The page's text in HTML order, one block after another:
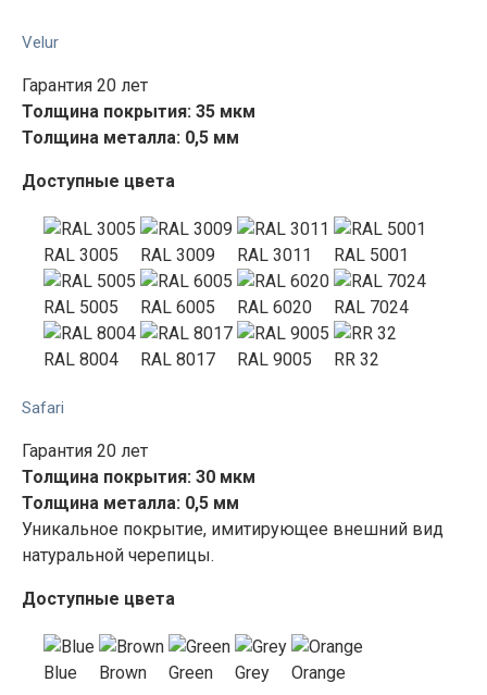
Velur
Гарантия 20 лет
Толщина покрытия: 35 мкм
Толщина металла: 0,5 мм
Доступные цвета
RAL 3005 RAL 3009 RAL 3011 RAL 5001
RAL 5005 RAL 6005 RAL 6020 RAL 7024
RAL 8004 RAL 8017 RAL 9005 RR 32
Safari
Гарантия 20 лет
Толщина покрытия: 30 мкм
Толщина металла: 0,5 мм
Уникальное покрытие, имитирующее внешний вид
натуральной черепицы.
Доступные цвета
Blue Brown Green Grey Orange